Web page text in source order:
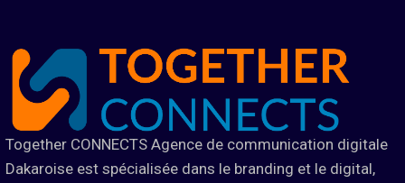
Together CONNECTS Agence de communication digitale
Dakaroise est spécialisée dans le branding et le digital,